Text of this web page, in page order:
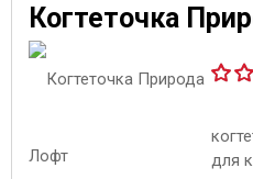
Когтеточка
для